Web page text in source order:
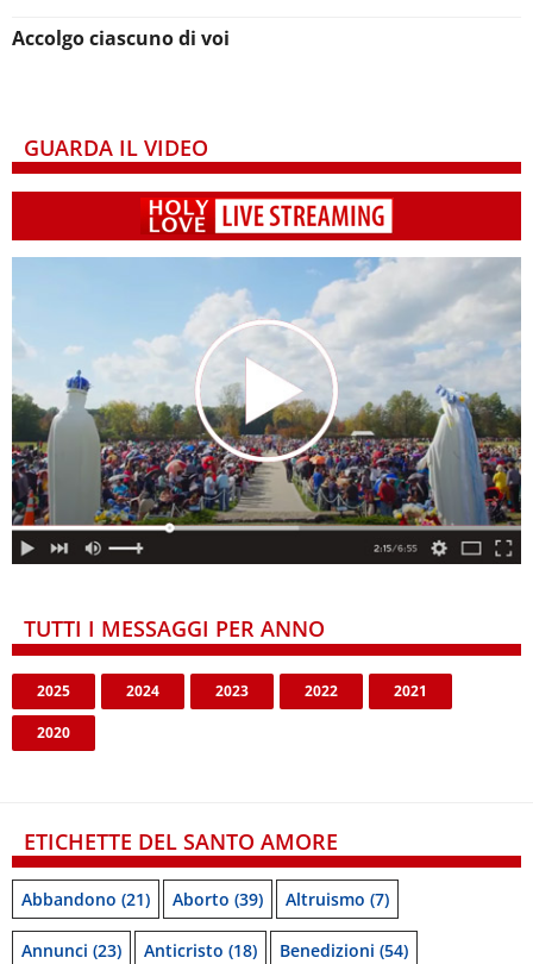
Accolgo ciascuno di voi
GUARDA IL VIDEO
TUTTI I MESSAGGI PER ANNO
2025 2024 2023 2022 2021
2020
ETICHETTE DEL SANTO AMORE
Abbandono (21) Aborto (39) Altruismo (7)
Annunci (23) Anticristo (18) Benedizioni (54)